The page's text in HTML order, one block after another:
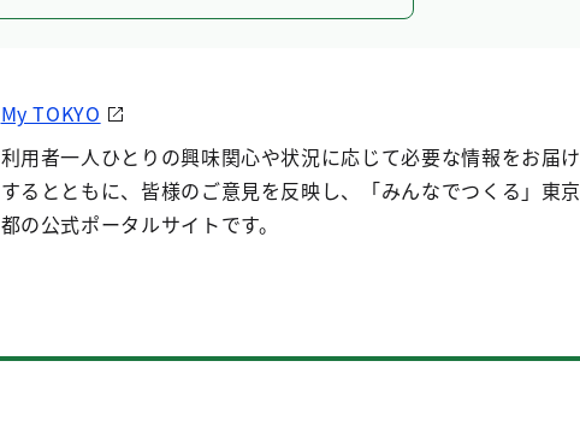
My TOKYO
利用者一人ひとりの興味関心や状況に応じて必要な情報をお届け
するとともに、皆様のご意見を反映し、「みんなでつくる」東京
都の公式ポータルサイトです。